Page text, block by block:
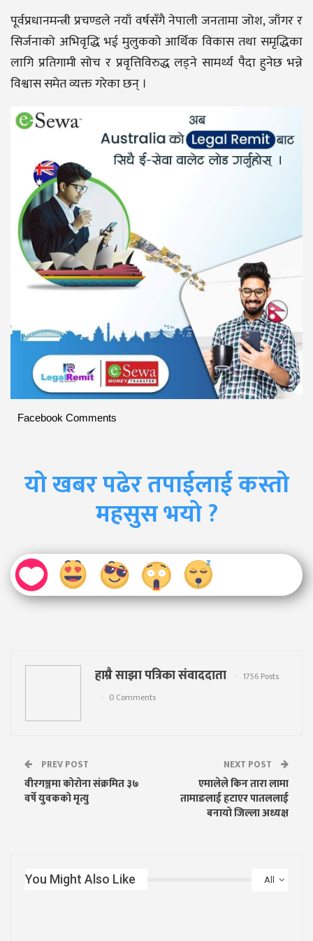
पूर्वप्रधानमन्त्री प्रचण्डले नयाँ वर्षसँगै नेपाली जनतामा जोश, जाँगर र
सिर्जनाको अभिवृद्धि भई मुलुकको आर्थिक विकास तथा समृद्धिका
लागि प्रतिगामी सोच र प्रवृत्तिविरुद्ध लड्ने सामर्थ्य पैदा हुनेछ भन्ने
विश्वास समेत व्यक्त गरेका छन् ।
Facebook Comments
यो खबर पढेर तपाईलाई कस्तो
महसुस भयो ?
हाम्रै साझा पत्रिका संवाददाता
1756 Posts
0 Comments
PREV POST
वीरगञ्जमा कोरोना संक्रमित ३७
वर्षे युवकको मृत्यु
NEXT POST
एमालेले किन तारा लामा
तामाङलाई हटाएर पातललाई
बनायो जिल्ला अध्यक्ष
All
You Might Also Like